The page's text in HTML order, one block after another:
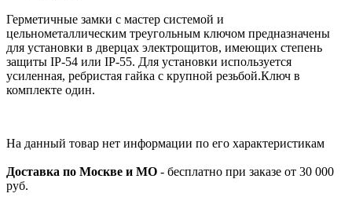
Герметичные замки с мастер системой и
цельнометаллическим треугольным ключом предназначены
для установки в дверцах электрощитов, имеющих степень
защиты IP-54 или IP-55. Для установки используется
усиленная, ребристая гайка с крупной резьбой.Ключ в
комплекте один.
На данный товар нет информации по его характеристикам
Доставка по Москве и МО - бесплатно при заказе от 30 000
руб.